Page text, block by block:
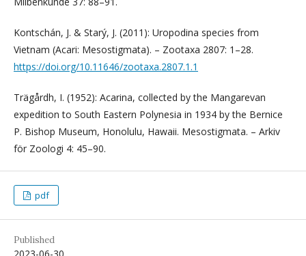
Kontschán, J. & Starý, J. (2011): Uropodina species from
Vietnam (Acari: Mesostigmata). – Zootaxa 2807: 1–28.
https://doi.org/10.11646/zootaxa.2807.1.1
Trägårdh, I. (1952): Acarina, collected by the Mangarevan
expedition to South Eastern Polynesia in 1934 by the Bernice
P. Bishop Museum, Honolulu, Hawaii. Mesostigmata. – Arkiv
för Zoologi 4: 45–90.
pdf
Published